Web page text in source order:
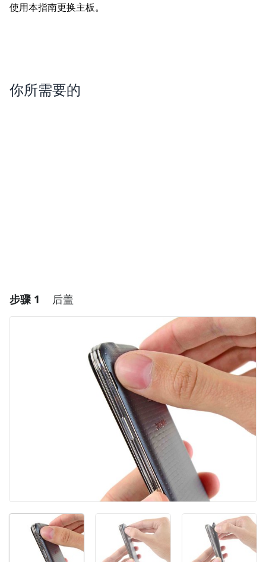
使用本指南更换主板。
你所需要的
步骤 1 后盖